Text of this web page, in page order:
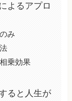
よるアプロ
み
乗効果
ると人生が